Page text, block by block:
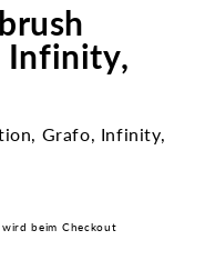
Infinity,
Grafo, Infinity,
wird beim Checkout